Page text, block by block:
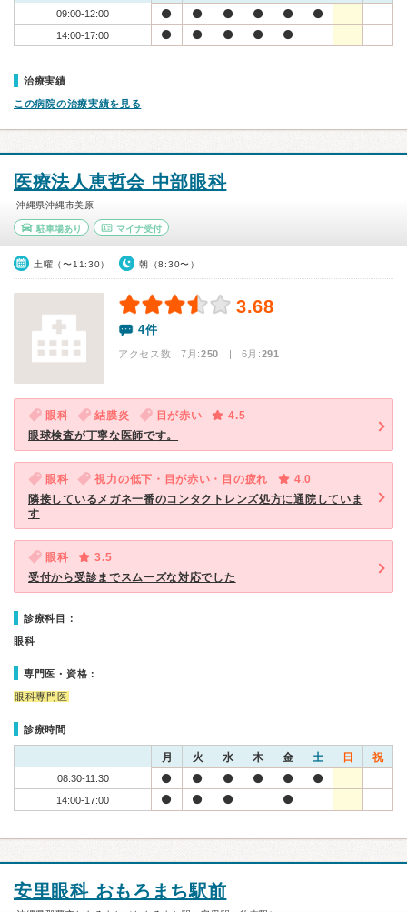
09:00-12:00
14:00-17:00
治療実績
この病院の治療実績を見る
医療法人恵哲会 中部眼科
沖縄県沖縄市美原
駐車場あり マイナ受付
土曜（〜11:30） 朝（8:30〜）
3.68
4件
アクセス数 7月:250 | 6月:291
眼科 結膜炎 目が赤い
4.5
眼球検査が丁寧な医師です。
眼科 視力の低下・目が赤い・目の疲れ
4.0
隣接しているメガネ一番のコンタクトレンズ処方に通院していま
す
眼科
3.5
受付から受診までスムーズな対応でした
診療科目：
眼科
専門医・資格：
眼科専門医
診療時間
月 火 水 木 金 土 日 祝
08:30-11:30
14:00-17:00
安里眼科 おもろまち駅前